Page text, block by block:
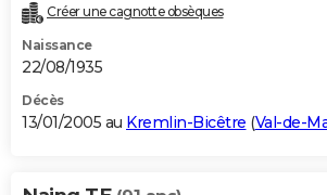
Créer une cagnotte obsèques
Naissance
22/08/1935
Décès
13/01/2005 au Kremlin-Bicêtre (Val-de-